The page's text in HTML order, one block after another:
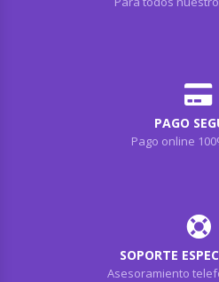
PAGO
Pago online
SOPORTE
Asesoramiento